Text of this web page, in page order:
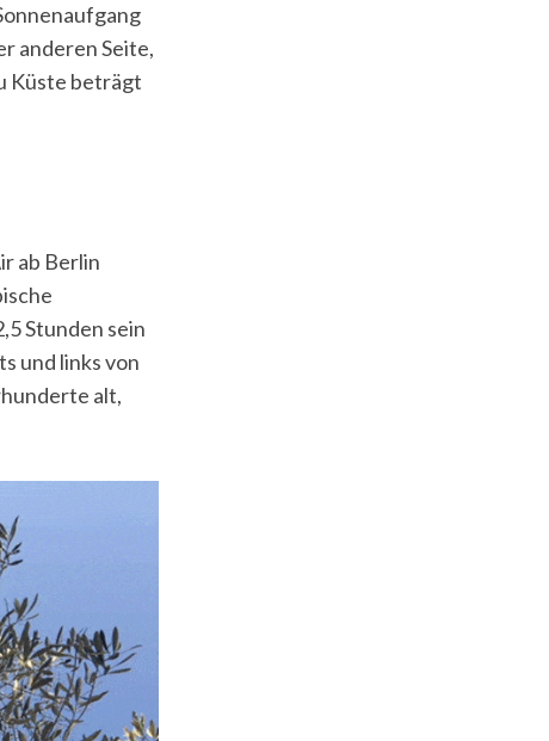
anderen Seite,
Küste beträgt
ab Berlin
Stunden sein
und links von
alt,